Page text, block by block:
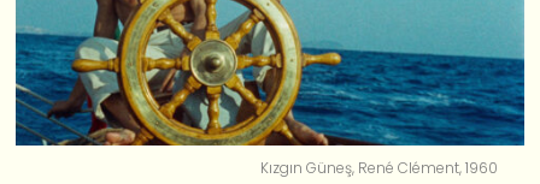
Kızgın Güneş, René Clément, 1960